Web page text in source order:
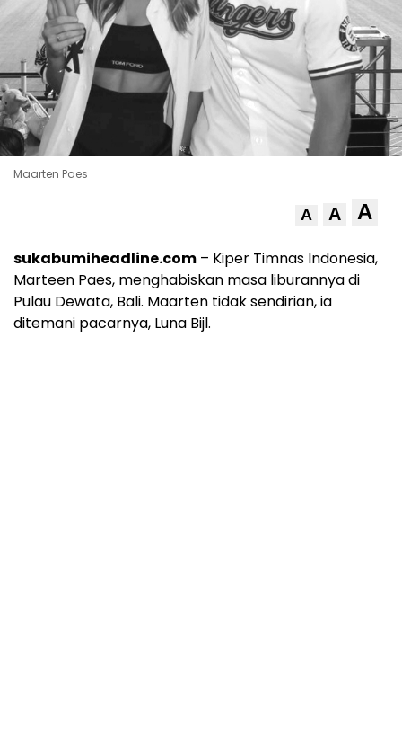
Maarten Paes
A A A
sukabumiheadline.com – Kiper Timnas Indonesia,
Marteen Paes, menghabiskan masa liburannya di
Pulau Dewata, Bali. Maarten tidak sendirian, ia
ditemani pacarnya, Luna Bijl.